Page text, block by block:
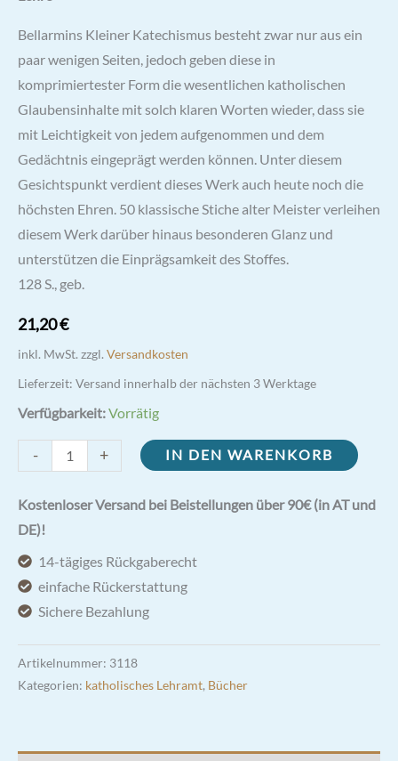
Bellarmins Kleiner Katechismus besteht zwar nur aus ein
paar wenigen Seiten, jedoch geben diese in
komprimiertester Form die wesentlichen katholischen
Glaubensinhalte mit solch klaren Worten wieder, dass sie
mit Leichtigkeit von jedem aufgenommen und dem
Gedächtnis eingeprägt werden können. Unter diesem
Gesichtspunkt verdient dieses Werk auch heute noch die
höchsten Ehren. 50 klassische Stiche alter Meister verleihen
diesem Werk darüber hinaus besonderen Glanz und
unterstützen die Einprägsamkeit des Stoffes.
128 S., geb.
21,20€
inkl. MwSt. zzgl. Versandkosten
Lieferzeit: Versand innerhalb der nächsten 3 Werktage
Verfügbarkeit:Vorrätig
-
Robert
Bellarmin:
Kleiner
Katechismus
Menge
+ IN DEN WARENKORB
Kostenloser Versand bei Beistellungen über 90€ (in AT und
DE)!
14-tägiges Rückgaberecht
einfache Rückerstattung
Sichere Bezahlung
Artikelnummer: 3118
Kategorien: katholisches Lehramt, Bücher